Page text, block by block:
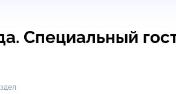
Специальный